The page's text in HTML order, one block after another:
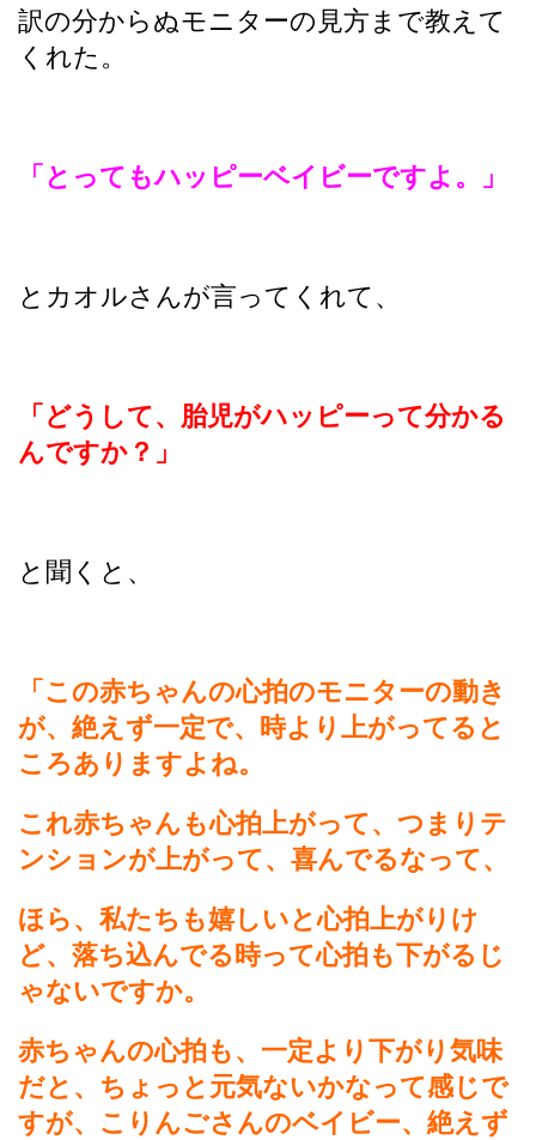
訳の分からぬモニターの見方まで教えて
くれた。
「とってもハッピーベイビーですよ。」
とカオルさんが言ってくれて、
「どうして、胎児がハッピーって分かる
んですか？」
と聞くと、
「この赤ちゃんの心拍のモニターの動き
が、絶えず一定で、時より上がってると
ころありますよね。
これ赤ちゃんも心拍上がって、つまりテ
ンションが上がって、喜んでるなって、
ほら、私たちも嬉しいと心拍上がりけ
ど、落ち込んでる時って心拍も下がるじ
ゃないですか。
赤ちゃんの心拍も、一定より下がり気味
だと、ちょっと元気ないかなって感じで
すが、こりんごさんのベイビー、絶えず